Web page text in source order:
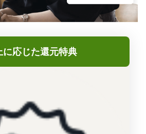
に応じた還元特典